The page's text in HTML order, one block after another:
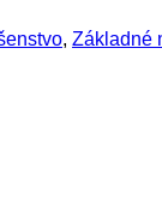
, Základné